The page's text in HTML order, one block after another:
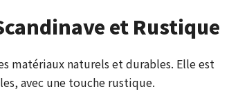
et Rustique
matériaux naturels et durables. Elle est
avec une touche rustique.